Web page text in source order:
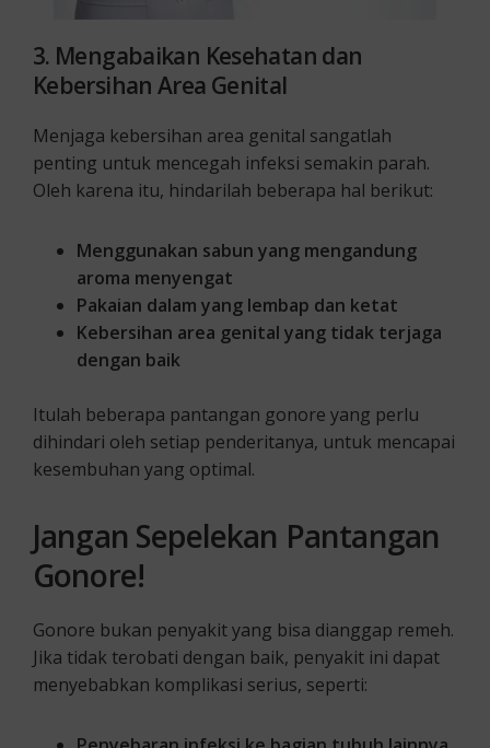
3. Mengabaikan Kesehatan dan
Kebersihan Area Genital
Menjaga kebersihan area genital sangatlah
penting untuk mencegah infeksi semakin parah.
Oleh karena itu, hindarilah beberapa hal berikut:
Menggunakan sabun yang mengandung
aroma menyengat
Pakaian dalam yang lembap dan ketat
Kebersihan area genital yang tidak terjaga
dengan baik
Itulah beberapa pantangan gonore yang perlu
dihindari oleh setiap penderitanya, untuk mencapai
kesembuhan yang optimal.
Jangan Sepelekan Pantangan
Gonore!
Gonore bukan penyakit yang bisa dianggap remeh.
Jika tidak terobati dengan baik, penyakit ini dapat
menyebabkan komplikasi serius, seperti: